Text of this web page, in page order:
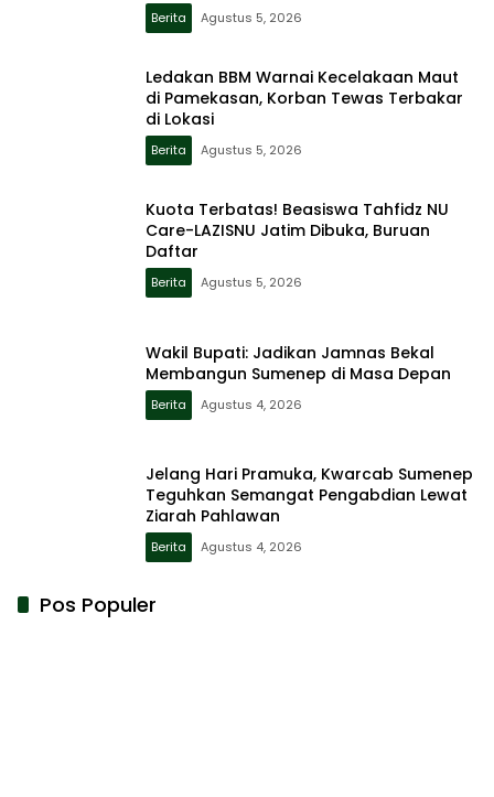
Berita Agustus 5, 2026
Ledakan BBM Warnai Kecelakaan Maut
di Pamekasan, Korban Tewas Terbakar
di Lokasi
Berita Agustus 5, 2026
Kuota Terbatas! Beasiswa Tahfidz NU
Care-LAZISNU Jatim Dibuka, Buruan
Daftar
Berita Agustus 5, 2026
Wakil Bupati: Jadikan Jamnas Bekal
Membangun Sumenep di Masa Depan
Berita Agustus 4, 2026
Jelang Hari Pramuka, Kwarcab Sumenep
Teguhkan Semangat Pengabdian Lewat
Ziarah Pahlawan
Berita Agustus 4, 2026
Pos Populer